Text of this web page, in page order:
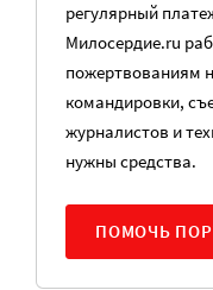
регулярный
Милосердие.ru
пожертвованиям
командировки,
журналистов и
нужны средства.
ПОМОЧЬ